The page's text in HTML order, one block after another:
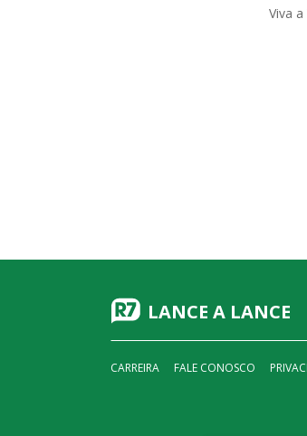
Viva a
LANCE A LANCE
CARREIRA FALE CONOSCO